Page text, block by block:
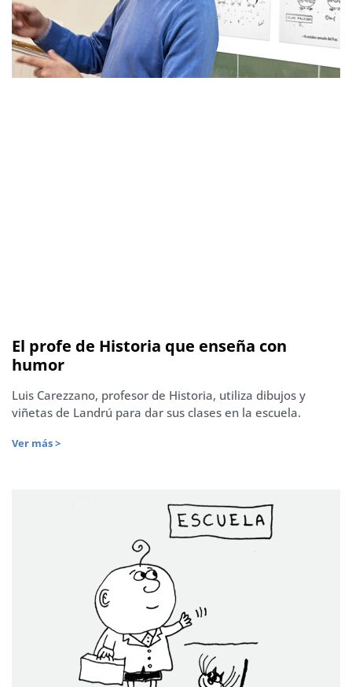
El profe de Historia que enseña con
humor
Luis Carezzano, profesor de Historia, utiliza dibujos y
viñetas de Landrú para dar sus clases en la escuela.
Ver más >